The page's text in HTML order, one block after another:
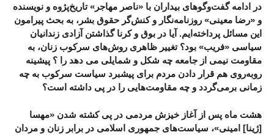
در ادامه گفت‌وگوهای بیداران با «ناصر مهاجر» تاریخ‌پژوه و نویسنده
و «رضا معینی» روزنامه‌نگار و کنش‌گر حقوق بشر، به بحث پیرامون
این مسائل پرداخته‌ایم. آیا در بوق و کرنا گذاشتن آزادی زندانیان
سیاسی «فریب» بود؟ تغییر ظاهری روش‌های سرکوب زنان، به
مقاومت نیمی از جامعه چه شکل و شمایلی می دهد را ؟ پیشینه
روبه‌روی هم قرار دادن مردم برای پیشبرد سیاست سرکوب به چه
زمانی برمی‌گردد و چه مقاومت‌هایی را در پی داشته است؟
هشت ماه پس از آغاز خیزش مردمی در پی کشته شدن «مهسا
[ژینا] امینی»، سیاست‌های جمهوری اسلامی در برابر زنان و مردان